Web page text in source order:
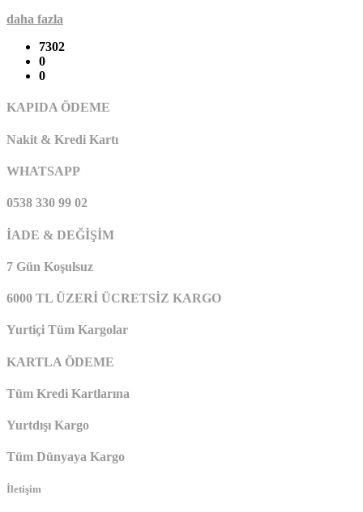
daha fazla
7302
0
0
KAPIDA ÖDEME
Nakit & Kredi Kartı
WHATSAPP
0538 330 99 02
İADE & DEĞİŞİM
7 Gün Koşulsuz
6000 TL ÜZERİ ÜCRETSİZ KARGO
Yurtiçi Tüm Kargolar
KARTLA ÖDEME
Tüm Kredi Kartlarına
Yurtdışı Kargo
Tüm Dünyaya Kargo
İletişim